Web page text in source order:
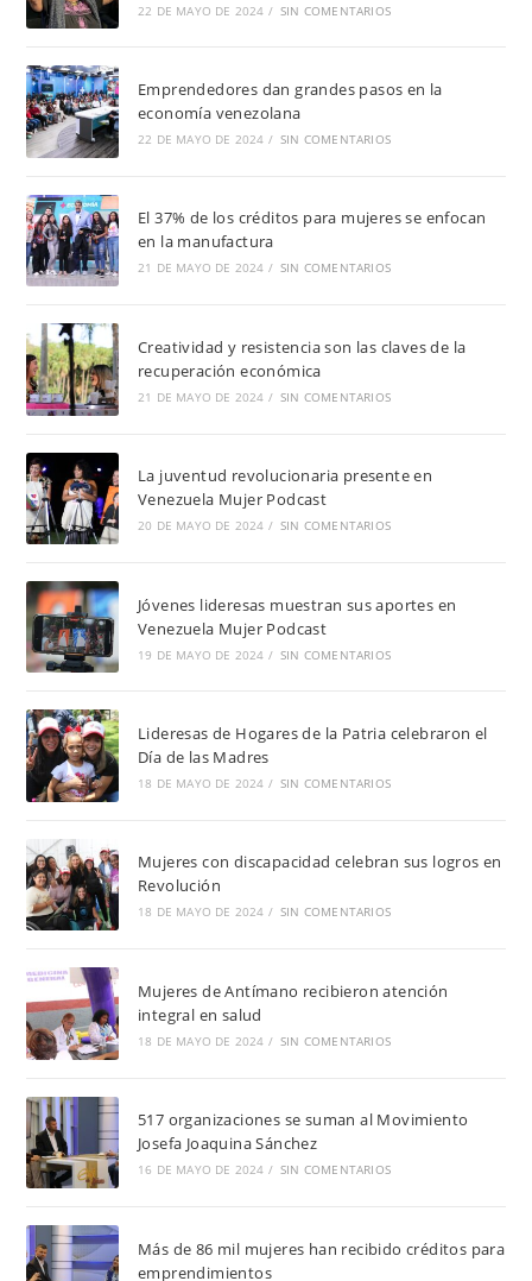
22 DE MAYO DE 2024 / SIN COMENTARIOS
Emprendedores dan grandes pasos en la
economía venezolana
22 DE MAYO DE 2024 / SIN COMENTARIOS
El 37% de los créditos para mujeres se enfocan
en la manufactura
21 DE MAYO DE 2024 / SIN COMENTARIOS
Creatividad y resistencia son las claves de la
recuperación económica
21 DE MAYO DE 2024 / SIN COMENTARIOS
La juventud revolucionaria presente en
Venezuela Mujer Podcast
20 DE MAYO DE 2024 / SIN COMENTARIOS
Jóvenes lideresas muestran sus aportes en
Venezuela Mujer Podcast
19 DE MAYO DE 2024 / SIN COMENTARIOS
Lideresas de Hogares de la Patria celebraron el
Día de las Madres
18 DE MAYO DE 2024 / SIN COMENTARIOS
Mujeres con discapacidad celebran sus logros en
Revolución
18 DE MAYO DE 2024 / SIN COMENTARIOS
Mujeres de Antímano recibieron atención
integral en salud
18 DE MAYO DE 2024 / SIN COMENTARIOS
517 organizaciones se suman al Movimiento
Josefa Joaquina Sánchez
16 DE MAYO DE 2024 / SIN COMENTARIOS
Más de 86 mil mujeres han recibido créditos para
emprendimientos